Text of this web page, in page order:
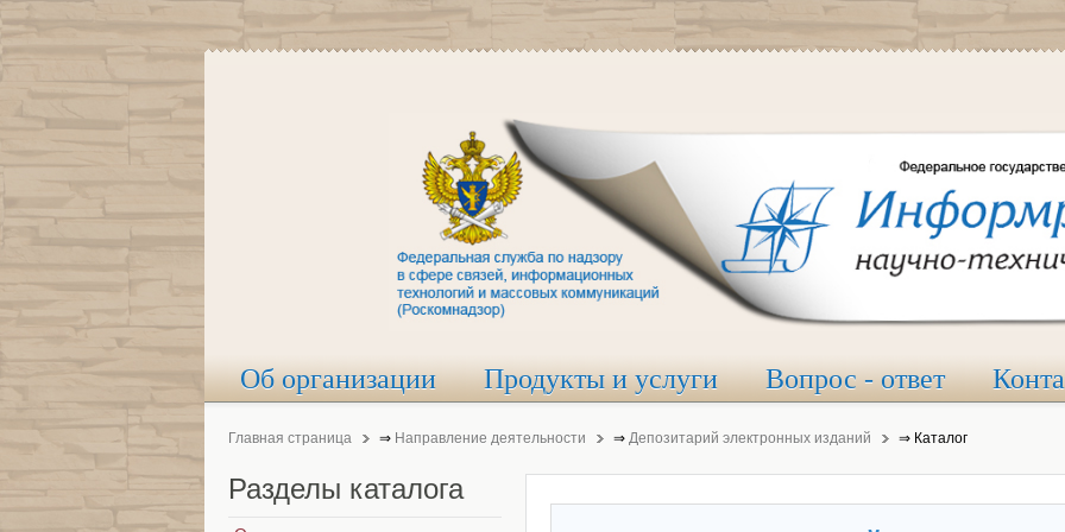
Об организации Продукты и услуги Вопрос - ответ
Главная страница ⇒ Направление деятельности ⇒ Депозитарий электронных изданий ⇒ Каталог
Разделы каталога